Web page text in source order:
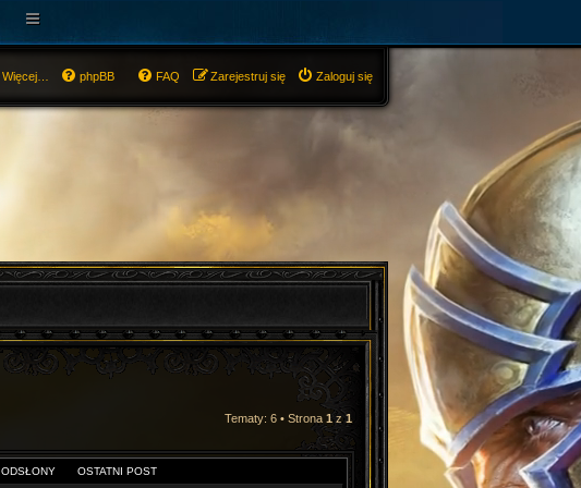
Więcej… Zaloguj się
Zarejestruj się
FAQ
phpBB
Tematy: 6 • Strona 1z 1
ODSŁONY OSTATNI POST